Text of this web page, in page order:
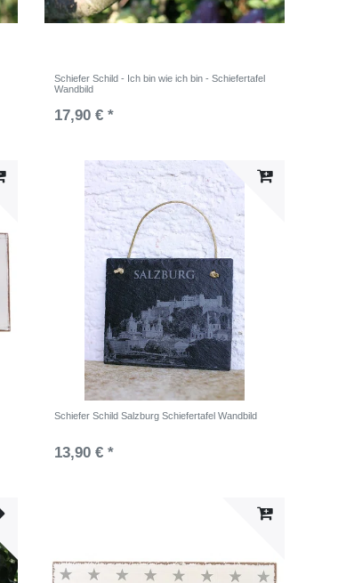
Schiefer Schild - Ich bin wie ich bin - Schiefertafel
Wandbild
17,90 € *
Schiefer Schild Salzburg Schiefertafel Wandbild
13,90 € *